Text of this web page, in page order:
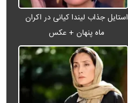
استایل جذاب لیندا کیانی در اکران
ماه پنهان + عکس